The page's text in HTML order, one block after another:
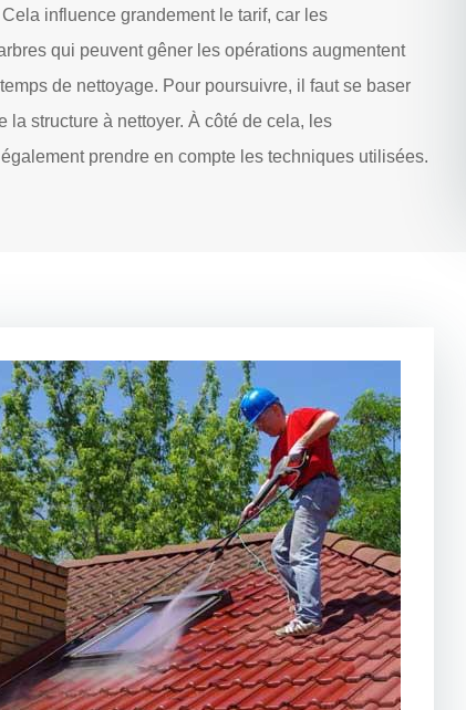
influence grandement le tarif, car les
qui peuvent gêner les opérations augmentent
de nettoyage. Pour poursuivre, il faut se baser
la structure à nettoyer. À côté de cela, les
prendre en compte les techniques utilisées.